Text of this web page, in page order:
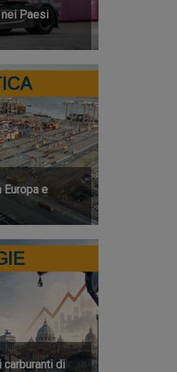
Paesi
Europa e
di